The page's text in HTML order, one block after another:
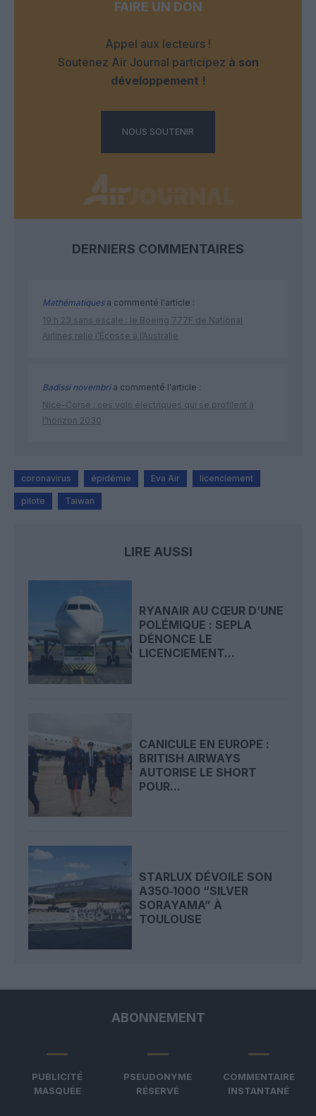
FAIRE UN DON
Appel aux lecteurs !
Soutenez Air Journal participez à son
développement !
NOUS SOUTENIR
DERNIERS COMMENTAIRES
Mathématiquesa commenté l'article :
19 h 23 sans escale : le Boeing 777F de National
Airlines relie l’Écosse à l’Australie
Badissi novembria commenté l'article :
Nice–Corse : ces vols électriques qui se profilent à
l’horizon 2030
coronavirus épidémie Eva Air licenciement
pilote Taiwan
LIRE AUSSI
RYANAIR AU CŒUR D’UNE
POLÉMIQUE : SEPLA
DÉNONCE LE
LICENCIEMENT...
CANICULE EN EUROPE :
BRITISH AIRWAYS
AUTORISE LE SHORT
POUR...
STARLUX DÉVOILE SON
A350‑1000 “SILVER
SORAYAMA” À
TOULOUSE
ABONNEMENT
PUBLICITÉ
MASQUÉE
PSEUDONYME
RÉSERVÉ
COMMENTAIRE
INSTANTANÉ